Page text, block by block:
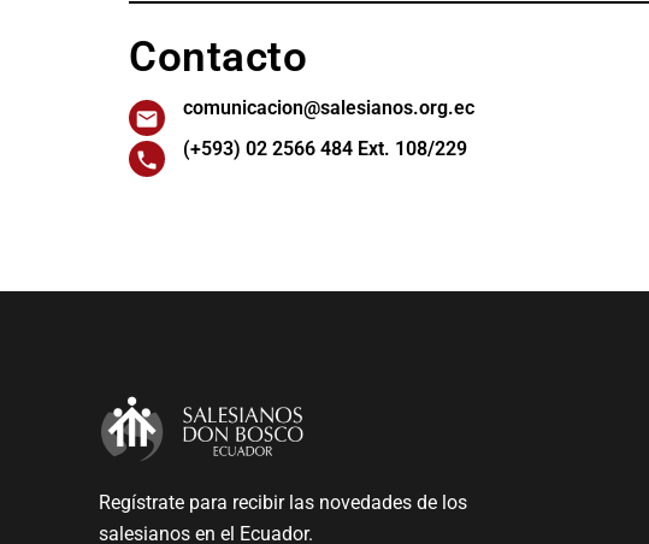
Contacto
comunicacion@salesianos.org.ec
(+593) 02 2566 484 Ext. 108/229
Regístrate para recibir las novedades de los
salesianos en el Ecuador.